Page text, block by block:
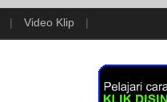
| Video Klip |